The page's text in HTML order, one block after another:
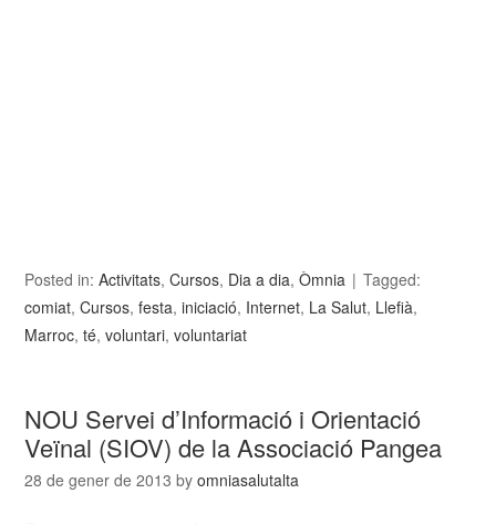
Posted in:Activitats,Cursos, Dia a dia,Òmnia
Tagged:
comiat,Cursos,festa,iniciació, Internet, La Salut, Llefià,
Marroc,té,voluntari,voluntariat
NOU Servei d’Informació i Orientació
Veïnal (SIOV) de la Associació Pangea
28 de gener de 2013 byomniasalutalta